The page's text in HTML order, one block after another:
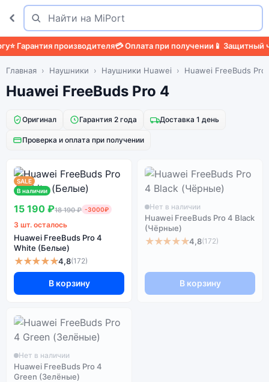
Поиск
Найти
Гарантия производителя💳 Оплата при получении📱 Защитный
Главная Наушники Наушники Huawei Huawei FreeBuds Pro
Huawei FreeBuds Pro 4
Оригинал Гарантия 2 года Доставка 1 день
Проверка и оплата при получении
SALE
В наличии
15 190 ₽18 190 ₽ -3000₽
3 шт. осталось
Huawei FreeBuds Pro 4
White (Белые)
★★★★★4,8(172)
В корзину
Нет в наличии
Huawei FreeBuds Pro 4 Black
(Чёрные)
★★★★★4,8(172)
В корзину
Нет в наличии
Huawei FreeBuds Pro 4
Green (Зелёные)